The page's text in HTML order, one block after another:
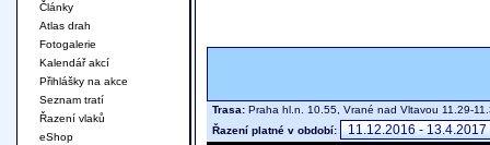
Trasa: Praha hl.n. 10.55, Vrané nad Vltavou 11.29-
Řazení platné v období:
Články
Atlas drah
Fotogalerie
Kalendář akcí
Přihlášky na akce
Seznam tratí
Řazení vlaků
eShop